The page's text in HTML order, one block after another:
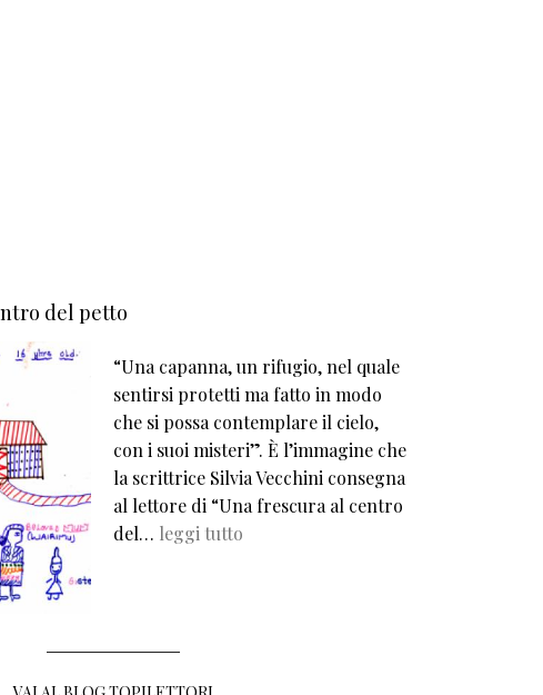
del petto
“Una capanna, un rifugio, nel quale
sentirsi protetti ma fatto in modo
che si possa contemplare il cielo,
con i suoi misteri”. È l’immagine che
la scrittrice Silvia Vecchini consegna
al lettore di “Una frescura al centro
del… leggi tutto